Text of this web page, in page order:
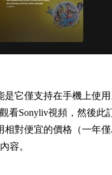
是它僅支持在手機上使
看Sonyliv視頻，然後此
相對便宜的價格（一年
容。